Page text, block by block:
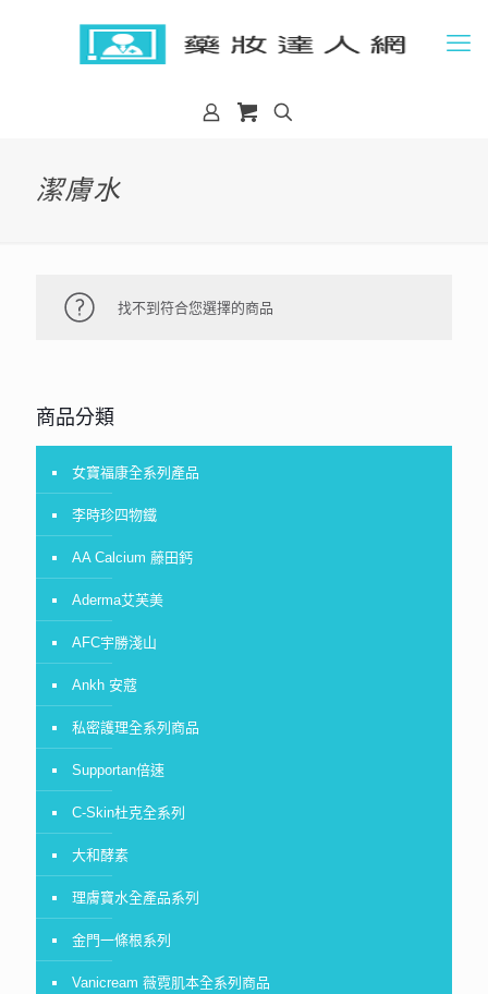
潔膚水
找不到符合您選擇的商品
商品分類
女寶福康全系列產品
李時珍四物鐵
AA Calcium 藤田鈣
Aderma艾芙美
AFC宇勝淺山
Ankh 安蔻
私密護理全系列商品
Supportan倍速
C-Skin杜克全系列
大和酵素
理膚寶水全產品系列
金門一條根系列
Vanicream 薇霓肌本全系列商品